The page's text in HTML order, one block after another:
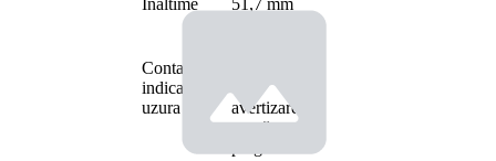
Înaltime
51,7 mm
Contact
indicator
uzura
avertizare
uzură